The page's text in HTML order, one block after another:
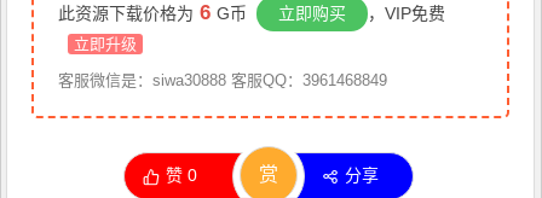
此资源下载价格为 6 G币 立即购买 ，VIP免费
立即升级
客服微信是：siwa30888 客服QQ：3961468849
赞0 赏 分享